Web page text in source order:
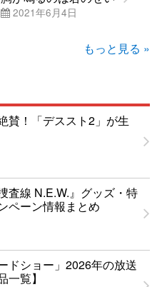
2021年6月4日
もっと見る »
賛！「デススト2」が生
査線 N.E.W.』グッズ・特
ペーン情報まとめ
ドショー」2026年の放送
一覧】